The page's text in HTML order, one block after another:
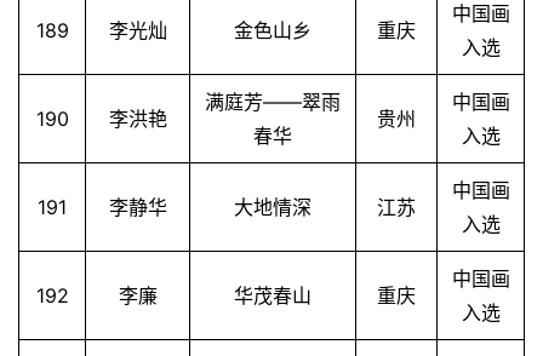
189 李光灿 金色山乡 重庆
中国画
入选
190 李洪艳
满庭芳——翠雨
春华
贵州
中国画
入选
191 李静华 大地情深 江苏
中国画
入选
192 李廉 华茂春山 重庆
中国画
入选